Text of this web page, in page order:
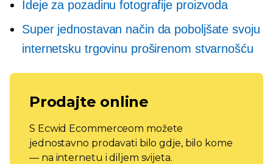
Ideje za pozadinu fotografije proizvoda
Super jednostavan način da poboljšate svoju
internetsku trgovinu proširenom stvarnošću
Prodajte online
S Ecwid Ecommerceom možete
jednostavno prodavati bilo gdje, bilo kome
— na internetu i diljem svijeta.